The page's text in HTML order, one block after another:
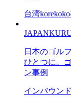
台湾korekoko
日本のゴル
ひとつに。
ン事例
インバウン